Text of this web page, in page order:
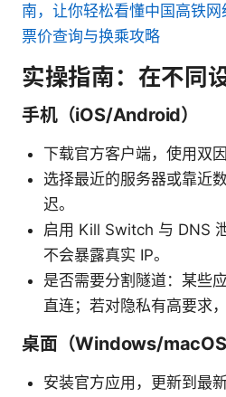
南，让你轻松看懂中国高铁网
票价查询与换乘攻略
实操指南：在不同
手机（iOS/Android）
下载官方客户端，使用双
选择最近的服务器或靠近
迟。
启用 Kill Switch 与 DNS
不会暴露真实 IP。
是否需要分割隧道：某些
直连；若对隐私有高要求
桌面（Windows/macOS
安装官方应用，更新到最新